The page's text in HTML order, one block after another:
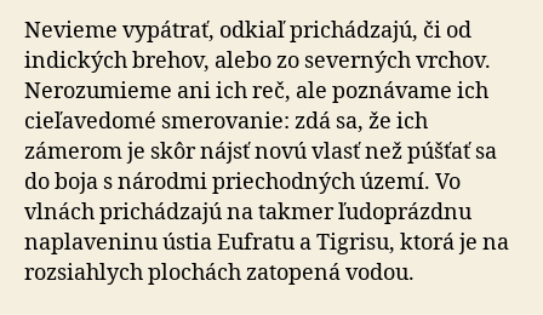
Nevieme vypátrať, odkiaľ prichádzajú, či od
indických brehov, alebo zo severných vrchov.
Nerozumieme ani ich reč, ale poznávame ich
cieľavedomé smerovanie: zdá sa, že ich
zámerom je skôr nájsť novú vlasť než púšťať sa
do boja s národmi priechodných území. Vo
vlnách prichádzajú na takmer ľudoprázdnu
naplaveninu ústia Eufratu a Tigrisu, ktorá je na
rozsiahlych plochách zatopená vodou.